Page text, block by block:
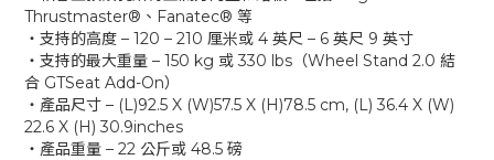
Thrustmaster®、Fanatec® 等
‧支持的高度 – 120 – 210 厘米或 4 英尺 – 6 英尺 9 英寸
‧支持的最大重量 – 150 kg 或 330 lbs（Wheel Stand 2.0 結
合 GTSeat Add-On）
‧產品尺寸 – (L)92.5 X (W)57.5 X (H)78.5 cm, (L) 36.4 X (W)
22.6 X (H) 30.9inches
‧產品重量 – 22 公斤或 48.5 磅